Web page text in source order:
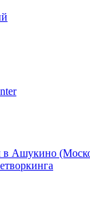
Ашукино